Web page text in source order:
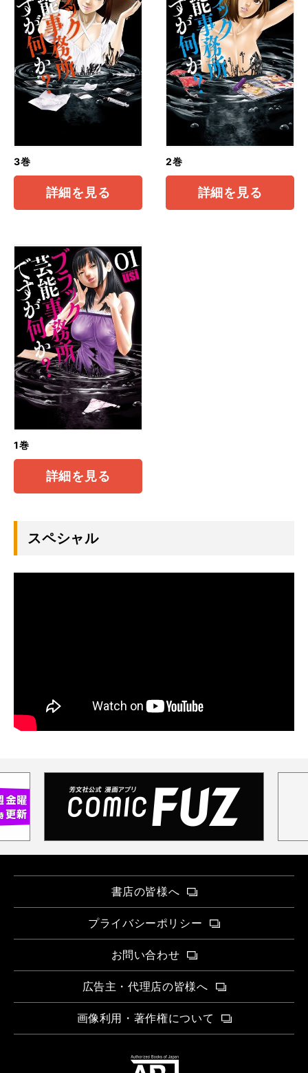
3巻
詳細を見る
2巻
詳細を見る
1巻
詳細を見る
スペシャル
書店の皆様へ
プライバシーポリシー
お問い合わせ
広告主・代理店の皆様へ
画像利用・著作権について